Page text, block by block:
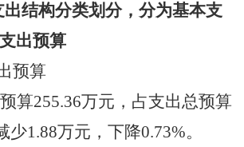
出结构分类划分，分为基本支
出预算
预算
算255.36万元，占支出总预算
少1.88万元，下降0.73%。